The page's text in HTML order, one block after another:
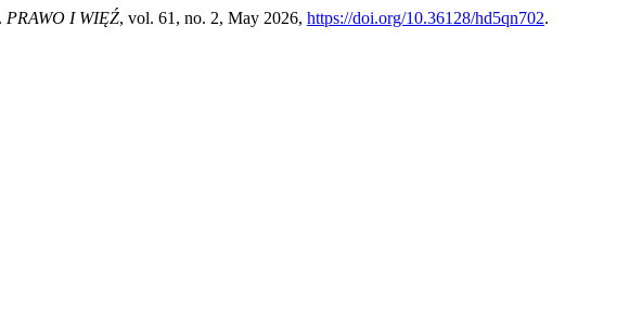
PRAWO I WIĘŹ, vol. 61, no. 2, May 2026, https://doi.org/10.36128/hd5qn702.